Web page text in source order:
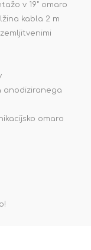
v 19" omaro
kabla 2 m
anodiziranega
omaro